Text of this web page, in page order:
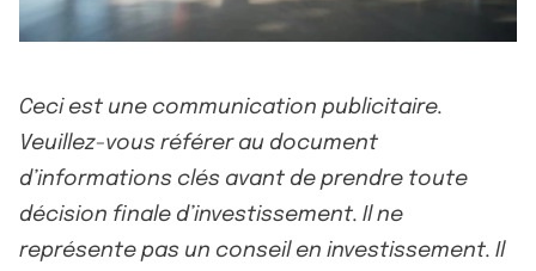
Ceci est une communication publicitaire.
Veuillez-vous référer au document
d’informations clés avant de prendre toute
décision finale d’investissement. Il ne
représente pas un conseil en investissement. Il